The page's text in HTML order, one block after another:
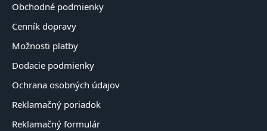
Obchodné podmienky
Cenník dopravy
Možnosti platby
Dodacie podmienky
Ochrana osobných údajov
Reklamačný poriadok
Reklamačný formulár